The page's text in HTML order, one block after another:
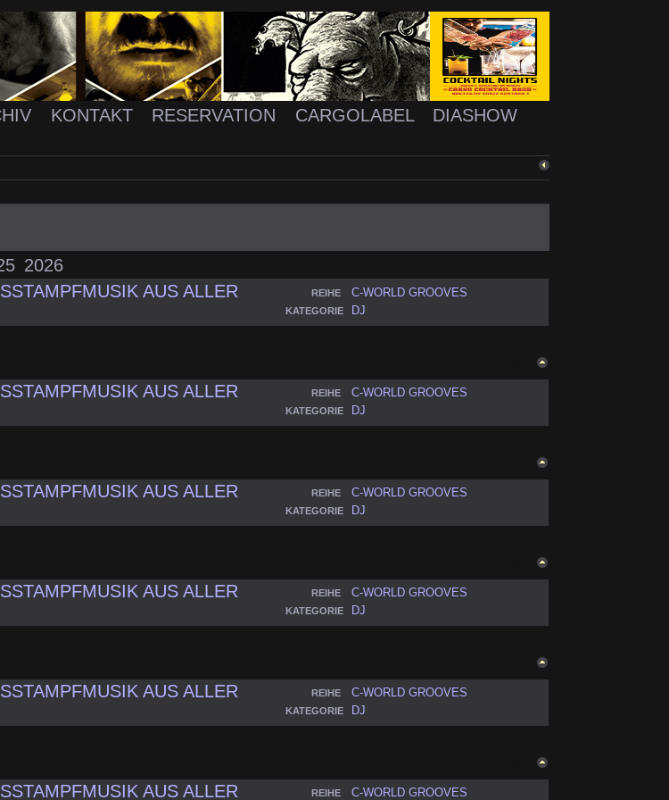
KONTAKT RESERVATION CARGOLABEL
DIASHOW
2026
AUS ALLER
REIHE C-WORLD GROOVES
KATEGORIE DJ
AUS ALLER
REIHE C-WORLD GROOVES
KATEGORIE DJ
AUS ALLER
REIHE C-WORLD GROOVES
KATEGORIE DJ
AUS ALLER
REIHE C-WORLD GROOVES
KATEGORIE DJ
AUS ALLER
REIHE C-WORLD GROOVES
KATEGORIE DJ
AUS ALLER REIHE C-WORLD GROOVES